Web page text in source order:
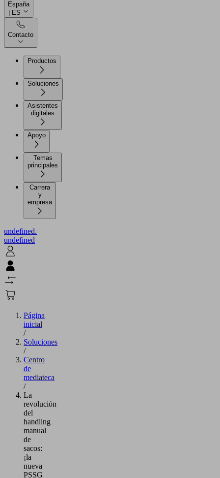
España
| ES
Contacto
Productos
Soluciones
Asistentes
Apoyo
Temas
principales
Carrera
y
empresa
undefined.
undefined
Página
inicial
/
Soluciones
/
Centro
de
mediateca
/
La
revolución
del
handling
manual
de
sacos:
¡la
nueva
PSSG